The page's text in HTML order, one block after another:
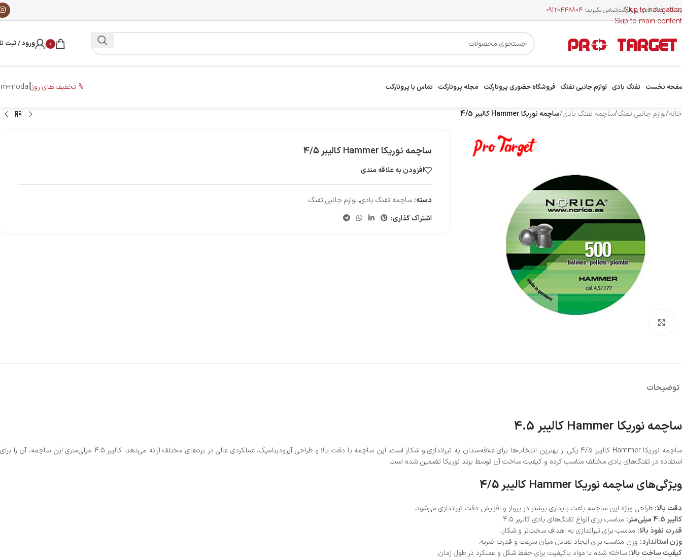
Skip to navigation
Skip to main content
تفنگ بادی پروتارگتتماس بگیرید: 09120448804
0 ورود / ثبت
نخست تفنگ بادی لوازم جانبی تفنگ فروشگاه حضوری پروتارگت مجله پروتارگت تماس با پروتارگت % تخفیف های روز[dm-modal]
خانه/لوازم جانبی تفنگ/ساچمه تفنگ بادی/ساچمه نوریکا Hammer کالیبر 4/5
ساچمه نوریکا Hammer کالیبر 4/5
افزودن به علاقه مندی
دسته: ساچمه تفنگ بادی, لوازم جانبی تفنگ
اشتراک گذاری:
توضیحات
ساچمه نوریکا Hammer کالیبر 4.5
ساچمه نوریکا Hammer کالیبر 4/5 یکی از بهترین انتخاب‌ها برای علاقه‌مندان به تیراندازی و شکار است. این ساچمه با دقت بالا و طراحی آیرودینامیک، عملکردی عالی در بردهای مختلف ارائه می‌دهد. کالیبر 4.5 میلی‌متری این ساچمه، آن را برای
استفاده در تفنگ‌های بادی مختلف مناسب کرده و کیفیت ساخت آن توسط برند نوریکا تضمین شده است.
ویژگی‌های ساچمه نوریکا Hammer کالیبر 4/5
دقت بالا: طراحی ویژه این ساچمه باعث پایداری بیشتر در پرواز و افزایش دقت تیراندازی می‌شود.
کالیبر 4.5 میلی‌متر:
مناسب برای انواع تفنگ‌های بادی کالیبر 4.5.
قدرت نفوذ بالا: مناسب برای تیراندازی به اهداف سخت‌تر و شکار.
وزن استاندارد: وزن مناسب برای ایجاد تعادل میان سرعت و قدرت ضربه.
کیفیت ساخت بالا: ساخته شده با مواد باکیفیت برای حفظ شکل و عملکرد در طول زمان.